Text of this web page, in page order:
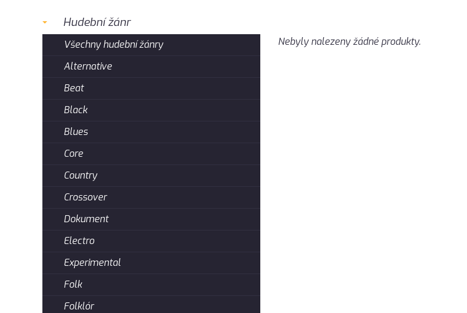
Hudební žánr
Všechny hudební žánry
Alternative
Beat
Black
Blues
Core
Country
Crossover
Dokument
Electro
Experimental
Folk
Folklór
Nebyly nalezeny žádné produkty.